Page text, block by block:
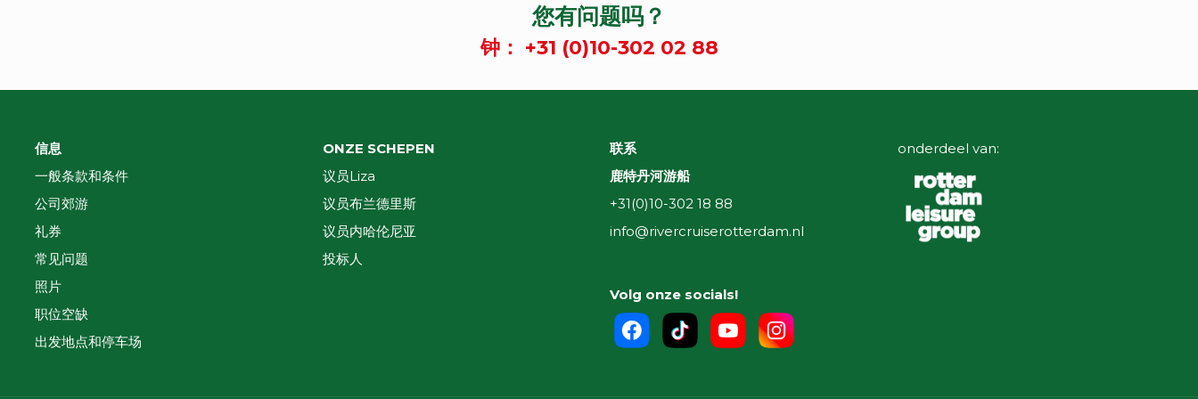
您有问题吗？
钟： +31 (0)10-302 02 88
信息
一般条款和条件
公司郊游
礼券
常见问题
照片
职位空缺
出发地点和停车场
ONZE SCHEPEN
议员Liza
议员布兰德里斯
议员内哈伦尼亚
投标人
联系
鹿特丹河游船
+31(0)10-302 18 88
info@rivercruiserotterdam.nl
Volg onze socials!
onderdeel van: